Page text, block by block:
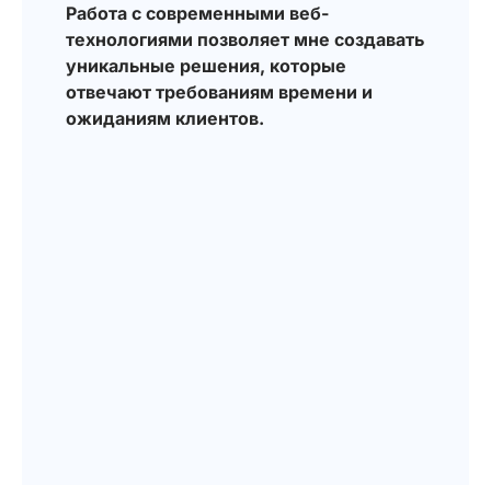
Работа с современными веб-
технологиями позволяет мне создавать
уникальные решения, которые
отвечают требованиям времени и
ожиданиям клиентов.